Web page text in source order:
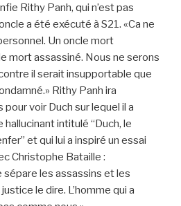
Rithy Panh, qui n’est pas
a été exécuté à S21. «Ca ne
Un oncle mort
mort assassiné. Nous ne serons
il serait insupportable que
Rithy Panh ira
voir Duch sur lequel il a
intitulé “Duch, le
et qui lui a inspiré un essai
Christophe Bataille :
sépare les assassins et les
le dire. L’homme qui a